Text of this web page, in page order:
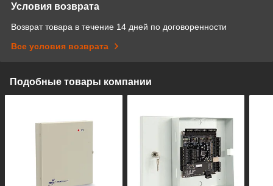
Условия возврата
Возврат товара в течение 14 дней по договоренности
Все условия возврата
Подобные товары компании